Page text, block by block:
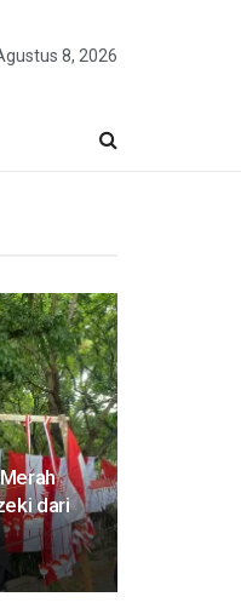
8, 2026
dari